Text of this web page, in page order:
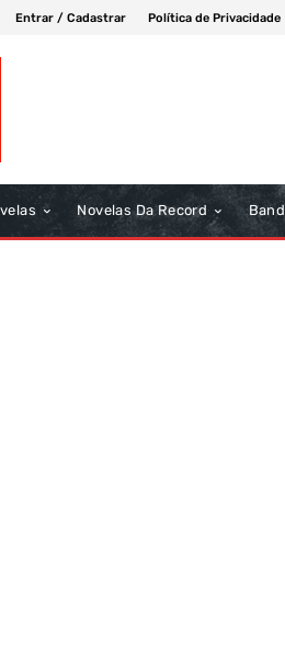
Entrar / Cadastrar Política de Privacidade
Novelas Da Record Band